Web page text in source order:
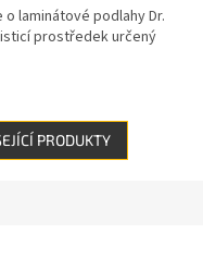
laminátové podlahy Dr.
prostředek určený
PRODUKTY